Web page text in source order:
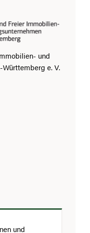
und
e. V.
und